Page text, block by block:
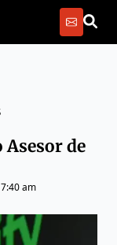
de
am